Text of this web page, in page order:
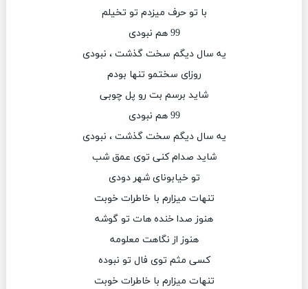
با تو حرف میزدم تو تخیلم
99 هم نبودی
یه سال دیگم سخت گذشت ، نبودی
روزای سختمو تنها بودم
شاید برسم بت رو پل چوبی
99 هم نبودی
یه سال دیگم سخت گذشت ، نبودی
شاید صدام کنی توی عمق شب
تو خیابونای شهر دودی
تنهات میزارم با خاطرات خوبت
هنوز صدا خنده هات تو گوشه
هنوز از نگاهت معلومه
کسی مثم توی فال تو نبوده
تنهات میزارم با خاطرات خوبت